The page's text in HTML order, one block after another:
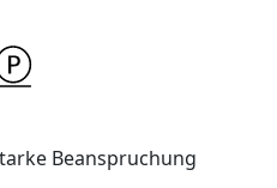
Beanspruchung